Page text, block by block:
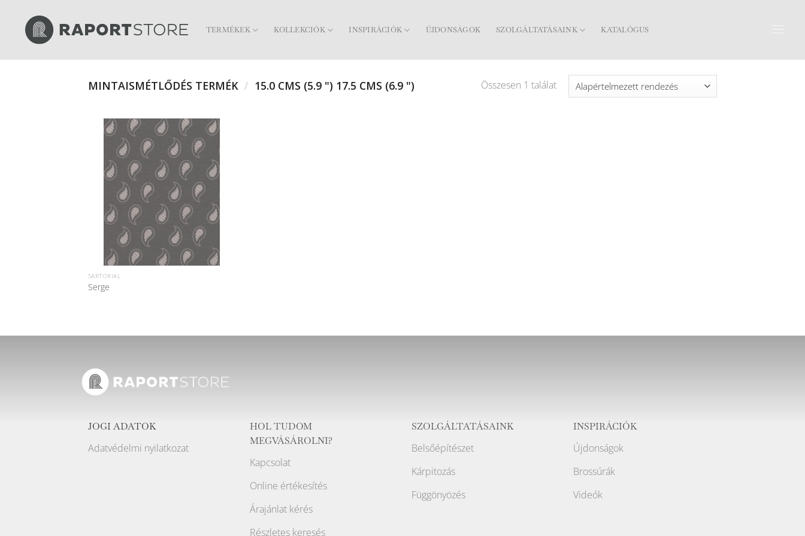
content
TERMÉKEK KOLLEKCIÓK INSPIRÁCIÓK ÚJDONSÁGOK SZOLGÁLTATÁSAINK KATALÓGUS
MINTAISMÉTLŐDÉS TERMÉK / 15.0 CMS (5.9 ") 17.5 CMS (6.9 ") Összesen 1 találat
SARTORIAL
Serge
JOGI ADATOK
Adatvédelmi nyilatkozat
HOL TUDOM
MEGVÁSÁROLNI?
Kapcsolat
Online értékesítés
Árajánlat kérés
Részletes keresés
SZOLGÁLTATÁSAINK
Belsőépítészet
Kárpitozás
Függönyözés
INSPIRÁCIÓK
Újdonságok
Brossúrák
Videók